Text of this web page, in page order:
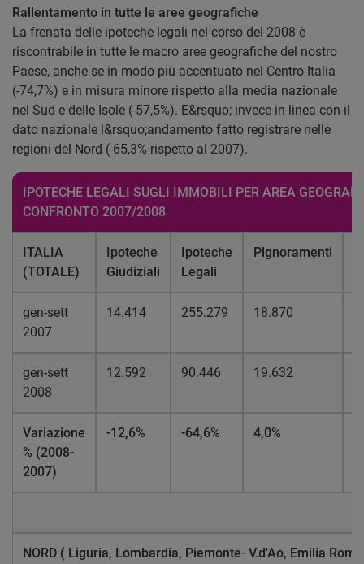
Rallentamento in tutte le aree geografiche
La frenata delle ipoteche legali nel corso del 2008 è
riscontrabile in tutte le macro aree geografiche del nostro
Paese, anche se in modo più accentuato nel Centro Italia
(-74,7%) e in misura minore rispetto alla media nazionale
nel Sud e delle Isole (-57,5%). E&rsquo; invece in linea con il
dato nazionale l&rsquo;andamento fatto registrare nelle
regioni del Nord (-65,3% rispetto al 2007).
IPOTECHE LEGALI SUGLI IMMOBILI PER AREA
CONFRONTO 2007/2008
ITALIA
(TOTALE)
Ipoteche
Giudiziali
Ipoteche
Legali
Pignoramenti
gen-sett
2007
14.414 255.279 18.870
gen-sett
2008
12.592 90.446 19.632
Variazione
% (2008-
2007)
-12,6% -64,6% 4,0%
NORD ( Liguria, Lombardia, Piemonte- V.d'Ao, Emilia